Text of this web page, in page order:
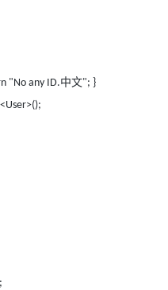
"No any ID.中文"; }